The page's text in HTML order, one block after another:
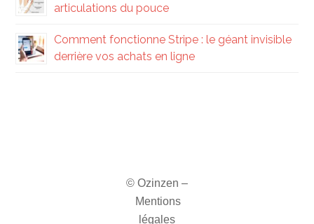
articulations du pouce
Comment fonctionne Stripe : le géant invisible
derrière vos achats en ligne
© Ozinzen –
Mentions
légales